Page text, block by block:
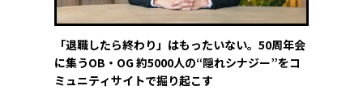
「退職したら終わり」はもったいない。50周年会
に集うOB・OG 約5000人の“隠れシナジー”をコ
ミュニティサイトで掘り起こす